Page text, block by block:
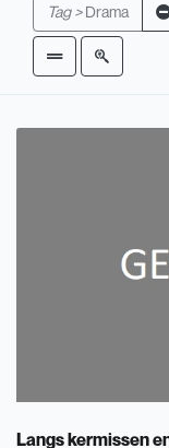
Tag > Drama
Langs kermissen